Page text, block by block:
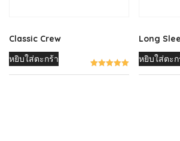
product
page
Classic Crew
หยิบใส่ตะกร้า
Long
หยิบใส่ตะก